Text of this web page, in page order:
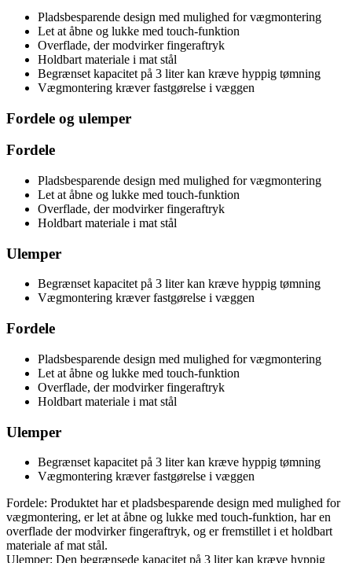
Pladsbesparende design med mulighed for vægmontering
Let at åbne og lukke med touch-funktion
Overflade, der modvirker fingeraftryk
Holdbart materiale i mat stål
Begrænset kapacitet på 3 liter kan kræve hyppig tømning
Vægmontering kræver fastgørelse i væggen
Fordele og ulemper
Fordele
Pladsbesparende design med mulighed for vægmontering
Let at åbne og lukke med touch-funktion
Overflade, der modvirker fingeraftryk
Holdbart materiale i mat stål
Ulemper
Begrænset kapacitet på 3 liter kan kræve hyppig tømning
Vægmontering kræver fastgørelse i væggen
Fordele
Pladsbesparende design med mulighed for vægmontering
Let at åbne og lukke med touch-funktion
Overflade, der modvirker fingeraftryk
Holdbart materiale i mat stål
Ulemper
Begrænset kapacitet på 3 liter kan kræve hyppig tømning
Vægmontering kræver fastgørelse i væggen
Fordele: Produktet har et pladsbesparende design med mulighed for
vægmontering, er let at åbne og lukke med touch-funktion, har en
overflade der modvirker fingeraftryk, og er fremstillet i et holdbart
materiale af mat stål.
Ulemper: Den begrænsede kapacitet på 3 liter kan kræve hyppig